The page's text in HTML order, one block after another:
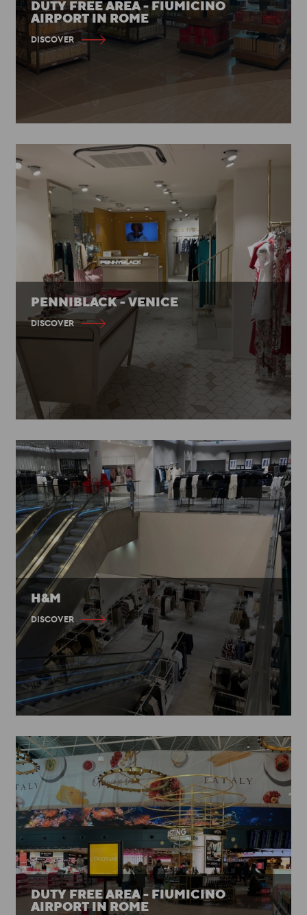
DUTY FREE AREA - FIUMICINO
AIRPORT IN ROME
DISCOVER
PENNIBLACK - VENICE
DISCOVER
H&M
DISCOVER
DUTY FREE AREA - FIUMICINO
AIRPORT IN ROME